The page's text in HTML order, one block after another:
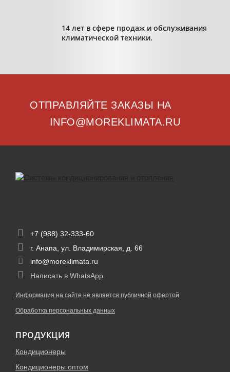
14 лет в сфере продаж и обслуживания
климатической техники.
ОТПРАВЛЯЙТЕ ЗАКАЗЫ НА
INFO@MOREKLIMATA.RU
+7 (988) 32-333-60
г. Анапа, ул. Владимирская, д. 66
info@moreklimata.ru
Написать в WhatsApp
Информация на сайте не является публичной офертой.
Обработка персональных данных
ПРОДУКЦИЯ
Кондиционеры
Кондиционеры оптом